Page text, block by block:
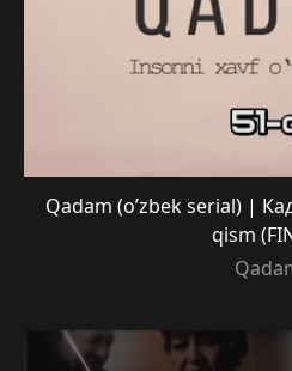
Qadam (o’zbek serial) |
qism